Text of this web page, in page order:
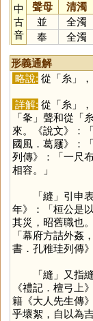
中
古
音
聲母 清濁
並
全濁
奉
全濁
形義通解
略說: 從「糸」
詳解: 從「糸」
「夆 」聲和從「
來。《說文》：
國風．葛屨》：
列傳》：「一尺
相容。」
「縫 」引申
年》：「桓公是
其災，昭舊職也
「幕府方詰外姦
書．孔稚珪列傳
「縫 」又指
《禮記．檀弓上
籍《大人先生傳
乎壞絮，自以為吉